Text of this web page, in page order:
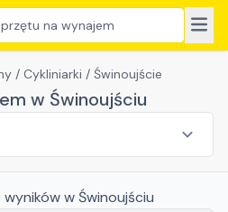
na wynajem
/ Cykliniarki / Świnoujście
w Świnoujściu
wynikóww Świnoujściu